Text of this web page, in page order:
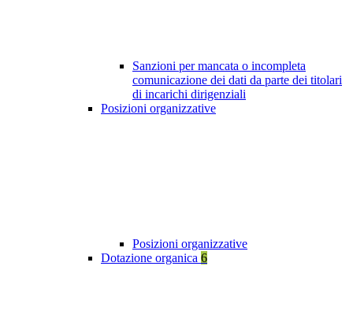
Sanzioni per mancata o incompleta
comunicazione dei dati da parte dei titolari
di incarichi dirigenziali
Posizioni organizzative
Posizioni organizzative
Dotazione organica 6